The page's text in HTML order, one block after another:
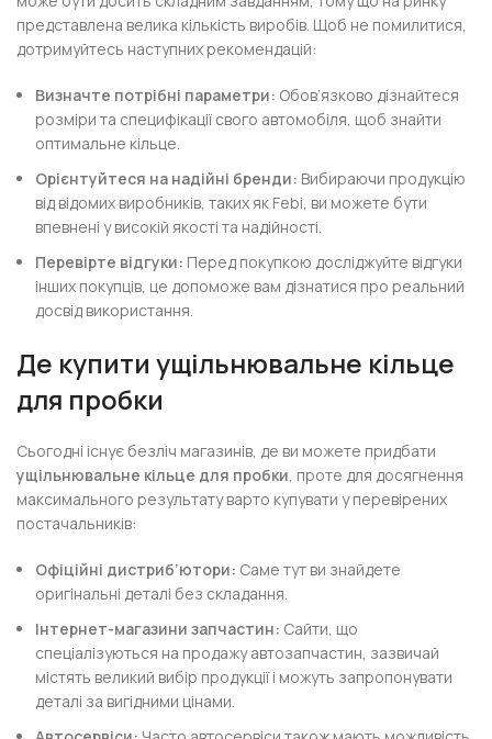
представлена велика кількість виробів. Щоб не помилитися,
дотримуйтесь наступних рекомендацій:
Визначте потрібні параметри: Обов’язково дізнайтеся
розміри та специфікації свого автомобіля, щоб знайти
оптимальне кільце.
Орієнтуйтеся на надійні бренди: Вибираючи продукцію
від відомих виробників, таких як Febi, ви можете бути
впевнені у високій якості та надійності.
Перевірте відгуки: Перед покупкою досліджуйте відгуки
інших покупців, це допоможе вам дізнатися про реальний
досвід використання.
Де купити ущільнювальне кільце
для пробки
Сьогодні існує безліч магазинів, де ви можете придбати
ущільнювальне кільце для пробки, проте для досягнення
максимального результату варто купувати у перевірених
постачальників:
Офіційні дистриб’ютори: Саме тут ви знайдете
оригінальні деталі без складання.
Інтернет-магазини запчастин: Сайти, що
спеціалізуються на продажу автозапчастин, зазвичай
містять великий вибір продукції і можуть запропонувати
деталі за вигідними цінами.